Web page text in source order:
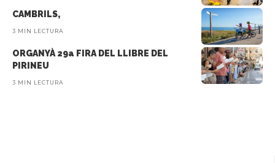
CAMBRILS,
3 MIN LECTURA
ORGANYÀ 29a FIRA DEL LLIBRE DEL
PIRINEU
3 MIN LECTURA